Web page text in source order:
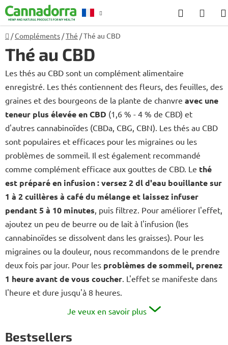
Aller
au
contenu
Accueil
/Compléments /Thé /Thé au CBD
Thé au CBD
Les thés au CBD sont un complément alimentaire
enregistré. Les thés contiennent des fleurs, des feuilles, des
graines et des bourgeons de la plante de chanvre avec une
teneur plus élevée en CBD (1,6 % - 4 % de CBD) et
d'autres cannabinoïdes (CBDa, CBG, CBN). Les thés au CBD
sont populaires et efficaces pour les migraines ou les
problèmes de sommeil. Il est également recommandé
comme complément efficace aux gouttes de CBD. Le thé
est préparé en infusion : versez 2 dl d'eau bouillante sur
1 à 2 cuillères à café du mélange et laissez infuser
pendant 5 à 10 minutes, puis filtrez. Pour améliorer l'effet,
ajoutez un peu de beurre ou de lait à l'infusion (les
cannabinoïdes se dissolvent dans les graisses). Pour les
migraines ou la douleur, nous recommandons de le prendre
deux fois par jour. Pour les problèmes de sommeil, prenez
1 heure avant de vous coucher. L'effet se manifeste dans
l'heure et dure jusqu'à 8 heures.
Je veux en savoir plus
Bestsellers